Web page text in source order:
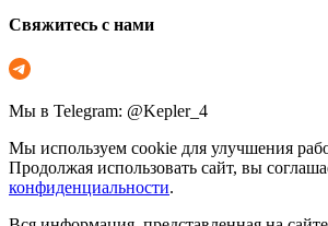
Свяжитесь с нами
Мы в Telegram: @Kepler_4
Мы используем cookie для улучшения
Продолжая использовать сайт, вы
конфиденциальности.